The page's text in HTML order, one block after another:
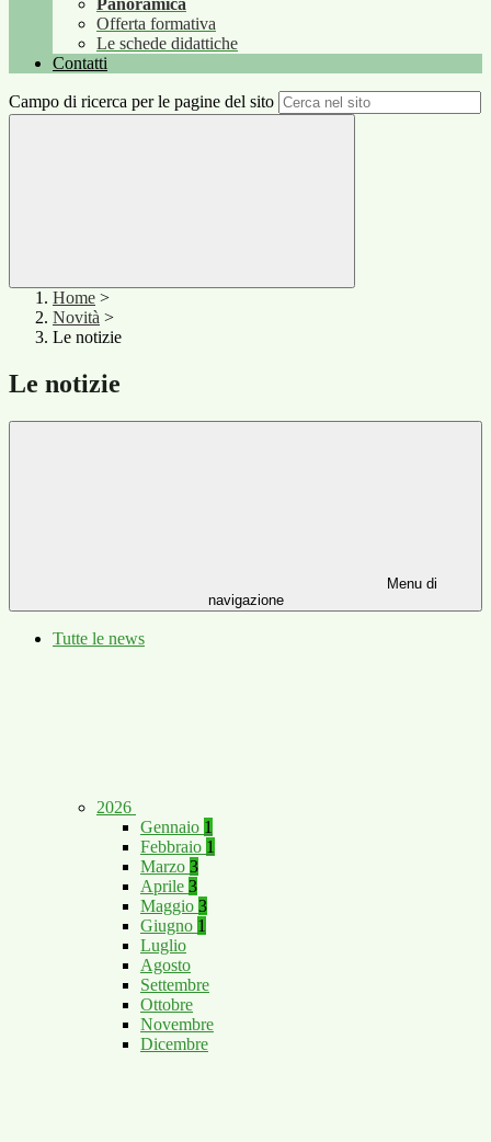
Panoramica
Offerta formativa
Le schede didattiche
Contatti
Campo di ricerca per le pagine del sito
Home >
Novità >
Le notizie
Le notizie
Menu di
navigazione
Tutte le news
2026
Gennaio 1
Febbraio 1
Marzo 3
Aprile 3
Maggio 3
Giugno 1
Luglio
Agosto
Settembre
Ottobre
Novembre
Dicembre